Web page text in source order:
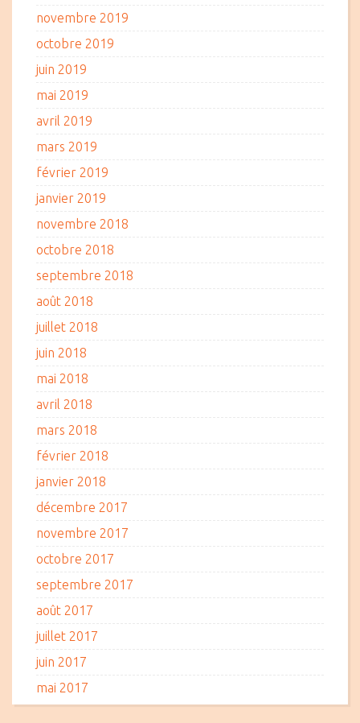
novembre 2019
octobre 2019
juin 2019
mai 2019
avril 2019
mars 2019
février 2019
janvier 2019
novembre 2018
octobre 2018
septembre 2018
août 2018
juillet 2018
juin 2018
mai 2018
avril 2018
mars 2018
février 2018
janvier 2018
décembre 2017
novembre 2017
octobre 2017
septembre 2017
août 2017
juillet 2017
juin 2017
mai 2017